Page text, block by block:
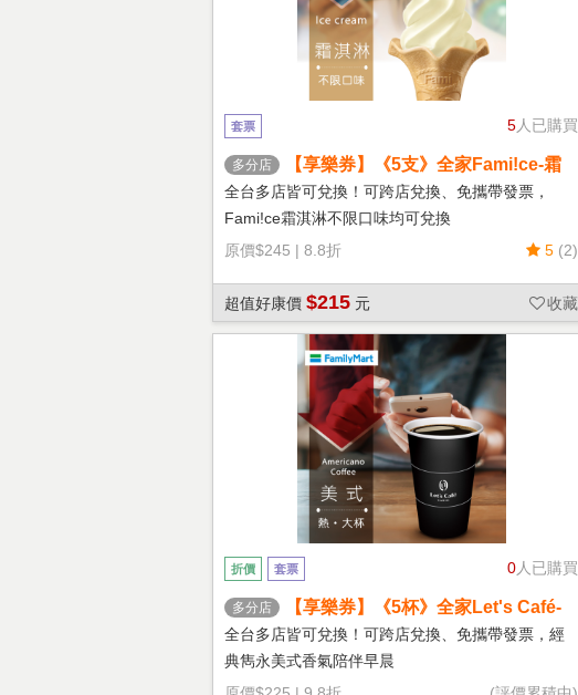
5人已購買
套票
多分店
【享樂券】《5支》全家Fami!ce-霜
淇淋(口味不限)
全台多店皆可兌換！可跨店兌換、免攜帶發票，
Fami!ce霜淇淋不限口味均可兌換
原價$245 | 8.8折 5 (2)
超值好康價 $215 元 收藏
0人已購買
折價 套票
多分店
【享樂券】《5杯》全家Let's Café-
熱美式(大杯)
全台多店皆可兌換！可跨店兌換、免攜帶發票，經
典雋永美式香氣陪伴早晨